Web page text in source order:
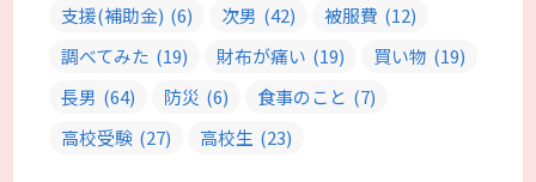
支援(補助金) (6) 次男 (42) 被服費 (12)
調べてみた (19) 財布が痛い (19) 買い物 (19)
長男 (64) 防災 (6) 食事のこと (7)
高校受験 (27) 高校生 (23)